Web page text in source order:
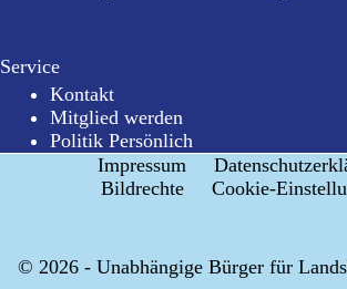
Service
Kontakt
Mitglied werden
Politik Persönlich
Impressum
Bildrechte
Cookie-
© 2026 - Unabhängige Bürger für